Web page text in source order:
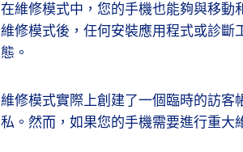
在維修模式中，您的手機也能夠與移
維修模式後，任何安裝應用程式或診
態。
維修模式實際上創建了一個臨時的訪
私。然而，如果您的手機需要進行重大